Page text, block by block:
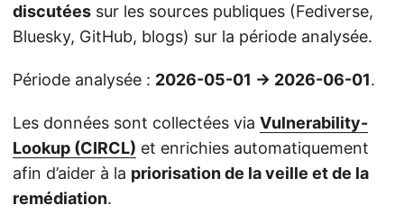
discutées sur les sources publiques (Fediverse,
Bluesky, GitHub, blogs) sur la période analysée.
Période analysée : 2026-05-01 → 2026-06-01.
Les données sont collectées via Vulnerability-
Lookup (CIRCL) et enrichies automatiquement
afin d’aider à la priorisation de la veille et de la
remédiation.